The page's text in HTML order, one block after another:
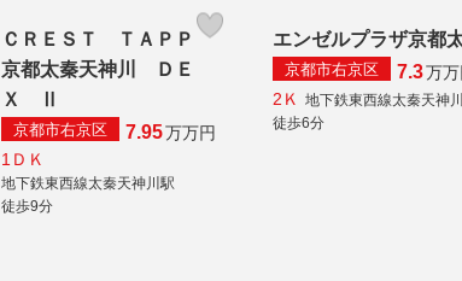
ＣＲＥＳＴ ＴＡＰＰ
京都太秦天神川 ＤＥ
Ｘ Ⅱ
京都市右京区 7.95万万円
1ＤＫ
地下鉄東西線太秦天神川駅
徒歩9分
エンゼルプラザ京都
京都市右京区 7.3万万
2Ｋ
地下鉄東西線太秦天神
徒歩6分